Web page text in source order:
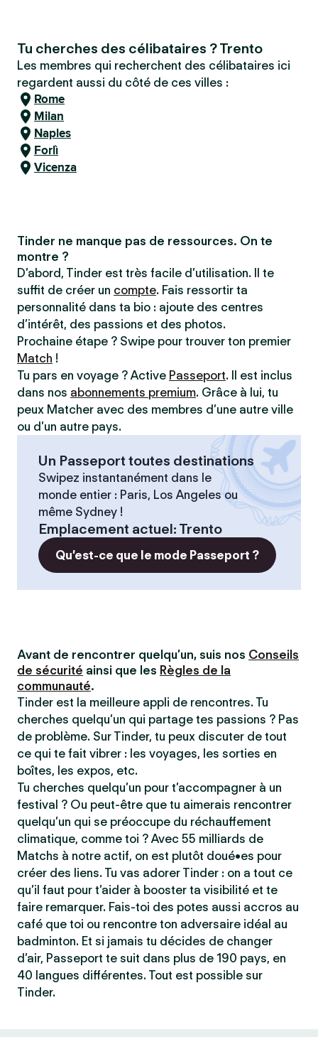
Tu cherches des célibataires ? Trento
Les membres qui recherchent des célibataires ici
regardent aussi du côté de ces villes :
Rome
Milan
Naples
Forlì
Vicenza
Tinder ne manque pas de ressources. On te
montre ?
D’abord, Tinder est très facile d’utilisation. Il te
suffit de créer un compte. Fais ressortir ta
personnalité dans ta bio : ajoute des centres
d’intérêt, des passions et des photos.
Prochaine étape ? Swipe pour trouver ton premier
Match !
Tu pars en voyage ? Active Passeport. Il est inclus
dans nos abonnements premium. Grâce à lui, tu
peux Matcher avec des membres d’une autre ville
ou d’un autre pays.
Un Passeport toutes destinations
Swipez instantanément dans le
monde entier : Paris, Los Angeles ou
même Sydney !
Emplacement actuel: Trento
Qu’est-ce que le mode Passeport ?
Avant de rencontrer quelqu’un, suis nos Conseils
de sécurité ainsi que les Règles de la
communauté.
Tinder est la meilleure appli de rencontres. Tu
cherches quelqu’un qui partage tes passions ? Pas
de problème. Sur Tinder, tu peux discuter de tout
ce qui te fait vibrer : les voyages, les sorties en
boîtes, les expos, etc.
Tu cherches quelqu’un pour t’accompagner à un
festival ? Ou peut-être que tu aimerais rencontrer
quelqu’un qui se préoccupe du réchauffement
climatique, comme toi ? Avec 55 milliards de
Matchs à notre actif, on est plutôt doué•es pour
créer des liens. Tu vas adorer Tinder : on a tout ce
qu’il faut pour t’aider à booster ta visibilité et te
faire remarquer. Fais-toi des potes aussi accros au
café que toi ou rencontre ton adversaire idéal au
badminton. Et si jamais tu décides de changer
d’air, Passeport te suit dans plus de 190 pays, en
40 langues différentes. Tout est possible sur
Tinder.